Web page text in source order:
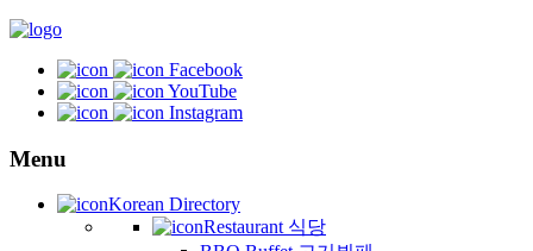
Facebook
YouTube
Instagram
Menu
Korean Directory
Restaurant 식당